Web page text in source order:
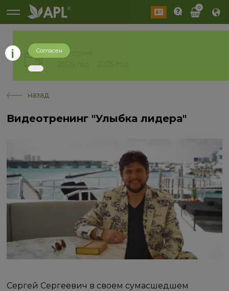
0
История
назад
Видеотренинг "Улыбка лидера"
Сергей Сергеевич в своем сумасшедшем
Согласен